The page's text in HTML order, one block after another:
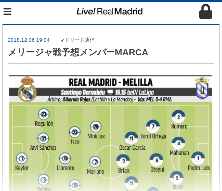
≡
2018.12.06 19:04 マドリード通信
メリージャ戦予想メンバーMARCA